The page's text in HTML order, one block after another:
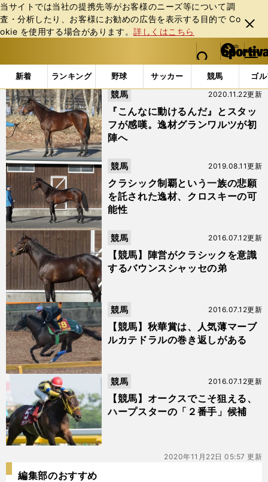
当サイトでは当社の提携先等がお客様のニーズ等について調
査・分析したり、お客様にお勧めの広告を表⽰する⽬的で Co
okie を使⽤する場合があります。詳しくはこちら
閉じ
る
web Sportiva (webスポルティーバ)
検索
マイペ
ー
ジ
メニュ
新着 ランキング 野球 サッカー 競馬 ゴ
b
ス
ポ
ル
テ
ィ
ー
バ
「#バウンスシャッセ」の最新ニュース・ 情報
『こんなに動けるんだ』とスタッ
フが感嘆。逸材グランワルツが初
陣へ
2020.11.22更新
競馬
クラシック制覇という一族の悲願
を託された逸材、クロスキーの可
能性
2019.08.11更新
競馬
【競馬】陣営がクラシックを意識
するバウンスシャッセの弟
2016.07.12更新
競馬
【競馬】秋華賞は、人気薄マーブ
ルカテドラルの巻き返しがある
2016.07.12更新
競馬
【競馬】オークスでこそ狙える、
ハープスターの「２番手」候補
2016.07.12更新
競馬
2020年11月22日 05:57 更新
編集部のおすすめ